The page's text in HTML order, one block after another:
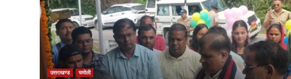
उत्तराखण्ड चमोली